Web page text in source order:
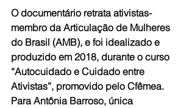
O documentário retrata ativistas-
membro da Articulação de Mulheres
do Brasil (AMB), e foi idealizado e
produzido em 2018, durante o curso
“Autocuidado e Cuidado entre
Ativistas”, promovido pelo Cfêmea.
Para Antônia Barroso, única